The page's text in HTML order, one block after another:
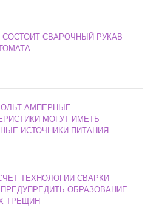
СОСТОИТ СВАРОЧНЫЙ РУКАВ
АМПЕРНЫЕ
МОГУТ ИМЕТЬ
ИСТОЧНИКИ ПИТАНИЯ
ТЕХНОЛОГИИ СВАРКИ
ОБРАЗОВАНИЕ
ТРЕЩИН